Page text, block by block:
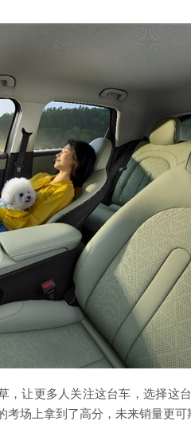
，让更多人关注这台车，选择这
场上拿到了高分，未来销量更可